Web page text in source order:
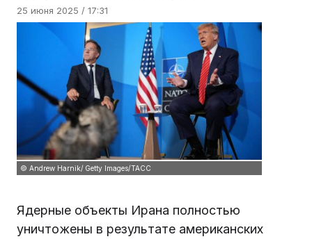
25 июня 2025 / 17:31
© Andrew Harnik/ Getty Images/ТАСС
Ядерные объекты Ирана полностью
уничтожены в результате американских